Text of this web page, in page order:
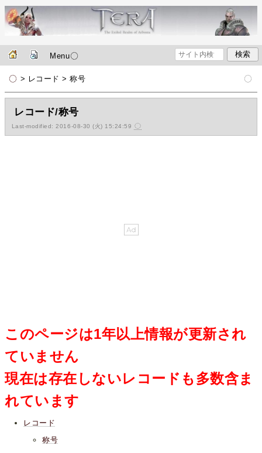
Menu
> レコード > 称号
レコード/称号
Last-modified: 2016-08-30 (火) 15:24:59
このページは1年以上情報が更新され
ていません
現在は存在しないレコードも多数含ま
れています
レコード
称号